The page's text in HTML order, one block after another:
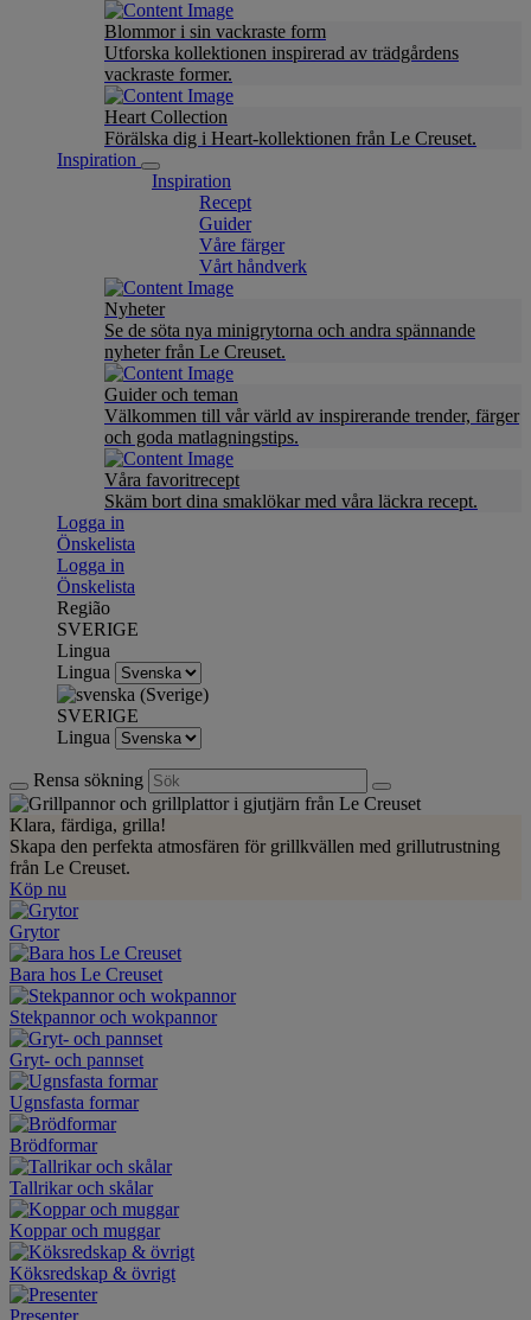
Blommor i sin vackraste form
Utforska kollektionen inspirerad av trädgårdens
vackraste former.
Heart Collection
Förälska dig i Heart-kollektionen från Le Creuset.
Inspiration
Inspiration
Recept
Guider
Våre färger
Vårt håndverk
Nyheter
Se de söta nya minigrytorna och andra spännande
nyheter från Le Creuset.
Guider och teman
Välkommen till vår värld av inspirerande trender, färger
och goda matlagningstips.
Våra favoritrecept
Skäm bort dina smaklökar med våra läckra recept.
Logga in
Önskelista
Logga in
Önskelista
Região
SVERIGE
Lingua
Lingua
SVERIGE
Lingua
Rensa sökning
Klara, färdiga, grilla!
Skapa den perfekta atmosfären för grillkvällen med grillutrustning
från Le Creuset.
Köp nu
Grytor
Bara hos Le Creuset
Stekpannor och wokpannor
Gryt- och pannset
Ugnsfasta formar
Brödformar
Tallrikar och skålar
Koppar och muggar
Köksredskap & övrigt
Presenter